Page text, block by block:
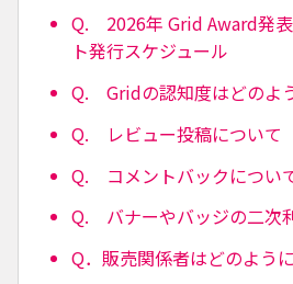
Q. 2026年 Grid Award発
ト発行スケジュール
Q. Gridの認知度はどのよ
Q. レビュー投稿について
Q. コメントバックについ
Q. バナーやバッジの二次
Q．販売関係者はどのよう